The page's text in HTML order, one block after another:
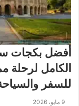
الكامل لرحلة
للسفر
9 مايو، 2026